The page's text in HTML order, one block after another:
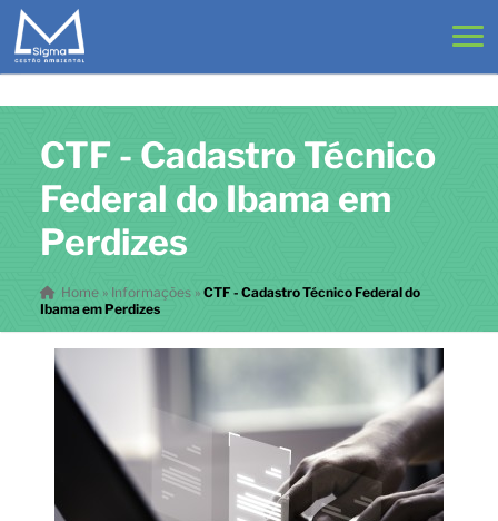
CTF - Cadastro Técnico
Federal do Ibama em
Perdizes
Home» Informações » CTF - Cadastro Técnico Federal do
Ibama em Perdizes